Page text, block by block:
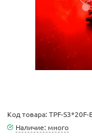
Код товара: TPF-S3*20F-
Наличие: много